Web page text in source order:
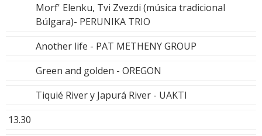
Morf' Elenku, Tvi Zvezdi (música tradicional
Búlgara)- PERUNIKA TRIO
Another life - PAT METHENY GROUP
Green and golden - OREGON
Tiquié River y Japurá River - UAKTI
13.30